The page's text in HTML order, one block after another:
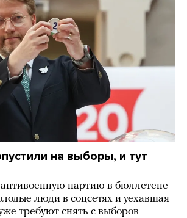
на выборы, и тут
партию в бюллетене
люди в соцсетях и уехавшая
требуют снять с выборов